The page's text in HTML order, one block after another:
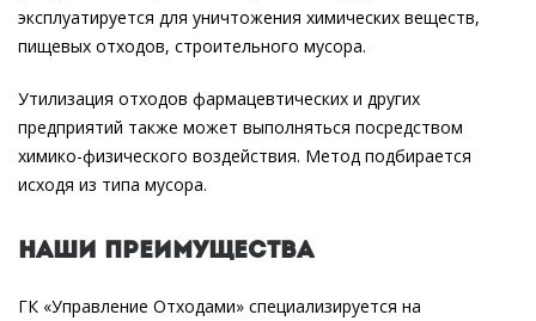
эксплуатируется для уничтожения химических веществ,
пищевых отходов, строительного мусора.
Утилизация отходов фармацевтических и других
предприятий также может выполняться посредством
химико-физического воздействия. Метод подбирается
исходя из типа мусора.
Наши преимущества
ГК «Управление Отходами» специализируется на